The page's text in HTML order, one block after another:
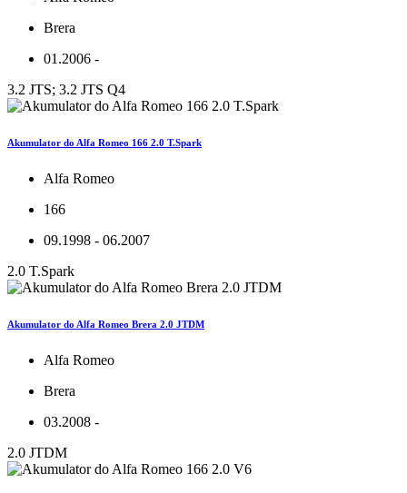
Brera
01.2006 -
3.2 JTS; 3.2 JTS Q4
Akumulator do Alfa Romeo 166 2.0 T.Spark
Alfa Romeo
166
09.1998 - 06.2007
2.0 T.Spark
Akumulator do Alfa Romeo Brera 2.0 JTDM
Alfa Romeo
Brera
03.2008 -
2.0 JTDM